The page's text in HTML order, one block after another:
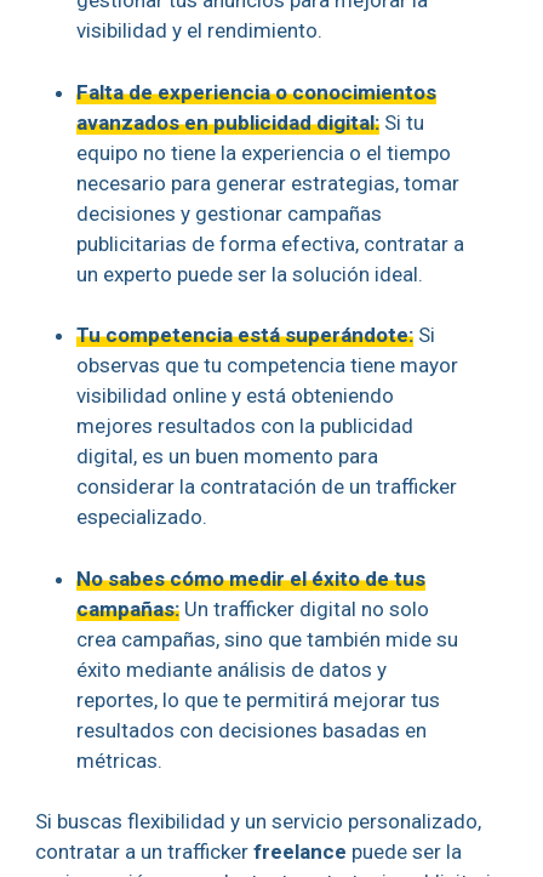
visibilidad y el rendimiento.
Falta de experiencia o conocimientos
avanzados en publicidad digital:Si tu
equipo no tiene la experiencia o el tiempo
necesario para generar estrategias, tomar
decisiones y gestionar campañas
publicitarias de forma efectiva, contratar a
un experto puede ser la solución ideal.
Tu competencia está superándote:Si
observas que tu competencia tiene mayor
visibilidad online y está obteniendo
mejores resultados con la publicidad
digital, es un buen momento para
considerar la contratación de un trafficker
especializado.
No sabes cómo medir el éxito de tus
campañas:Un trafficker digital no solo
crea campañas, sino que también mide su
éxito mediante análisis de datos y
reportes, lo que te permitirá mejorar tus
resultados con decisiones basadas en
métricas.
Si buscas flexibilidad y un servicio personalizado,
contratar a un trafficker freelance puede ser la